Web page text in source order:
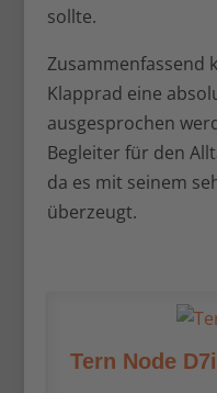
sollte.
Zusammenfassend
Klapprad eine
ausgesprochen
Begleiter für den
da es mit seinem
überzeugt.
Tern Node D7i